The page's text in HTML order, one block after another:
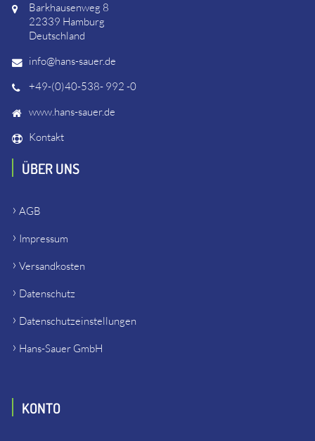
Barkhausenweg 8
22339 Hamburg
Deutschland
info@hans-sauer.de
+49-(0)40-538- 992 -0
www.hans-sauer.de
Kontakt
ÜBER UNS
AGB
Impressum
Versandkosten
Datenschutz
Datenschutzeinstellungen
Hans-Sauer GmbH
KONTO